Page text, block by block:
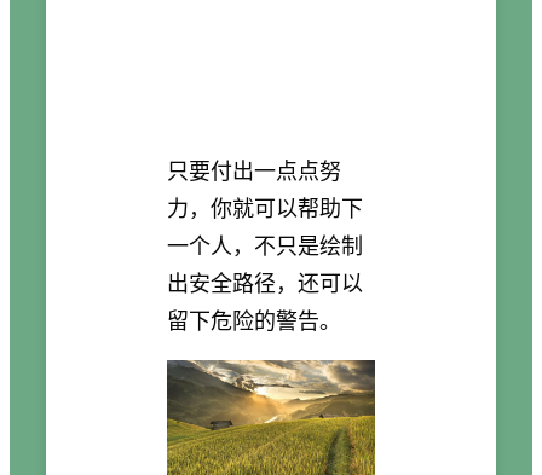
只要付出一点点努
力，你就可以帮助下
一个人，不只是绘制
出安全路径，还可以
留下危险的警告。